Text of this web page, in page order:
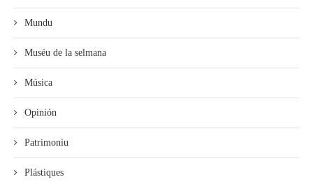
Mundu
Muséu de la selmana
Música
Opinión
Patrimoniu
Plástiques